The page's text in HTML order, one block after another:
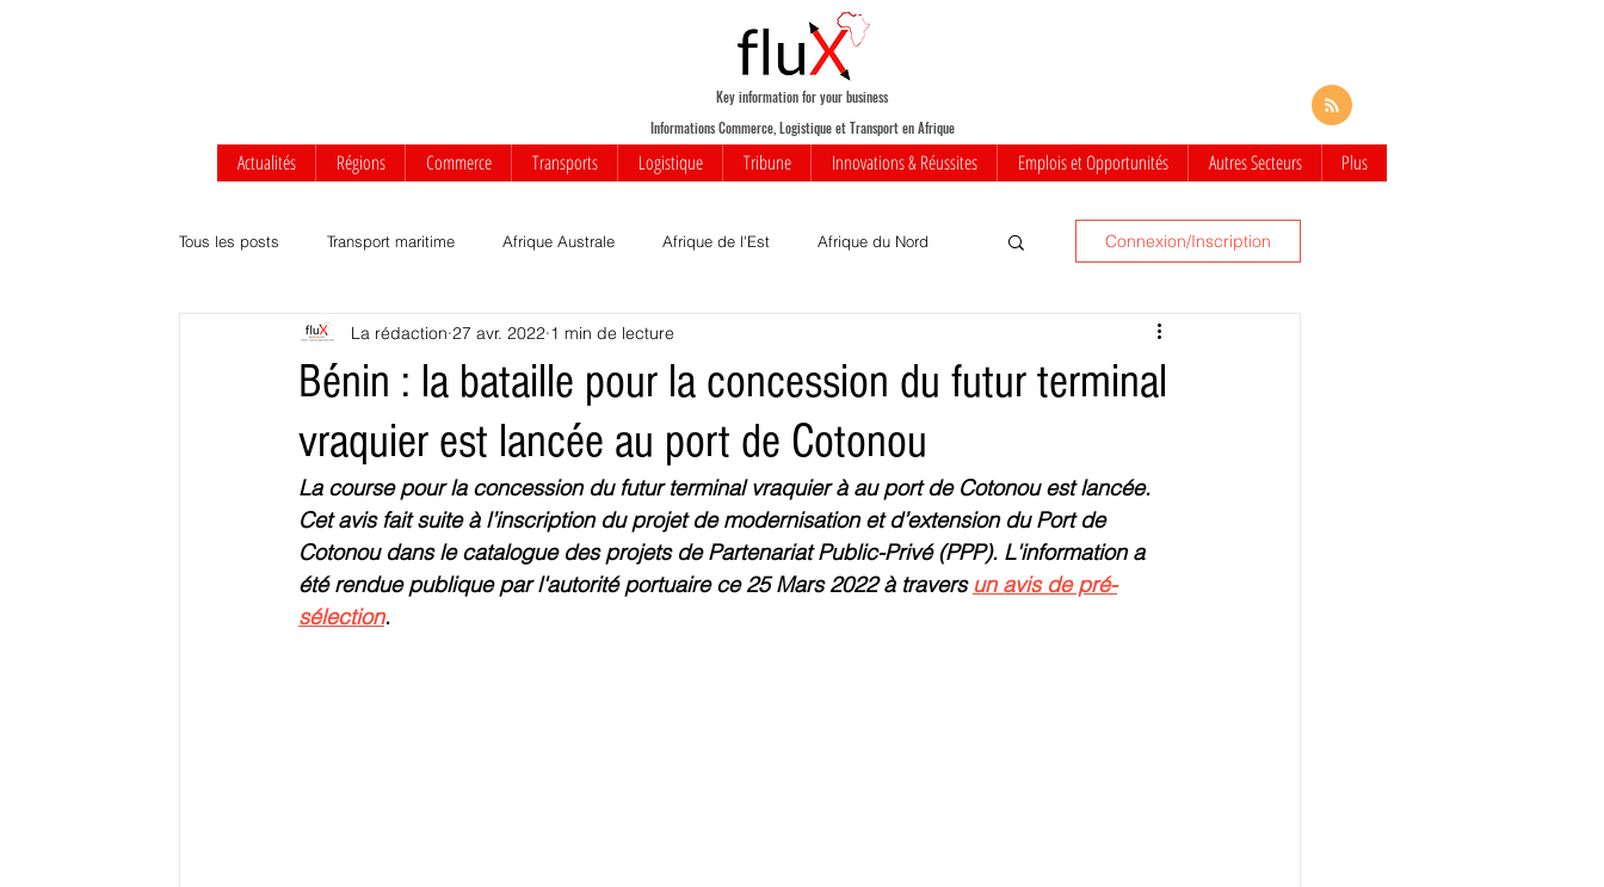
Informations Commerce, Logistique et Transport en Afrique
Actualités Régions Commerce Transports Logistique Tribune Innovations & Réussites Emplois et Opportunités Autres Secteurs Plus
Key information for your business
Tous les posts Transport maritime Afrique Australe Afrique de l'Est Afrique du Nord
Afrique centrale Afrique de l'Ouest Votre communauté
Transport routier & ferroviaire Agrobusiness Innovations Transports Transport aérien
Développement durable Commerce Afrique Insolite Réussites Infrastructures
Logistique Reste du Monde
Connexion/Inscription
Bénin : la bataille pour la concession du futur terminal
vraquier est lancée au port de Cotonou
La rédaction 27 avr. 2022 1 min de lecture
La course pour la concession du futur terminal vraquier à au port de Cotonou est lancée.
Cet avis fait suite à l’inscription du projet de modernisation et d’extension du Port de
Cotonou dans le catalogue des projets de Partenariat Public-Privé (PPP). L'information a
été rendue publique par l'autorité portuaire ce 25 Mars 2022 à travers un avis de pré-
sélection.